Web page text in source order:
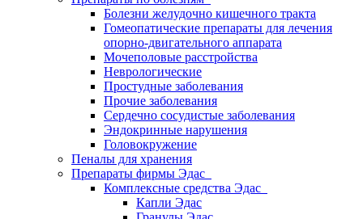
Болезни желудочно кишечного тракта
Гомеопатические препараты для лечения
опорно-двигательного аппарата
Мочеполовые расстройства
Неврологические
Простудные заболевания
Прочие заболевания
Сердечно сосудистые заболевания
Эндокринные нарушения
Головокружение
Пеналы для хранения
Препараты фирмы Эдас
Комплексные средства Эдас
Капли Эдас